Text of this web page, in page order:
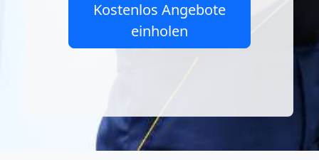
Kostenlos Angebote
einholen